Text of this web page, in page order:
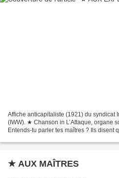
Affiche anticapitaliste (1921) du syndicat
(IWW). ★ Chanson in L’Attaque, organe
Entends-tu parler tes maîtres ? Ils disent
★ AUX MAÎTRES